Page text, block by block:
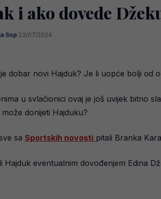
i ako dovede
Sop·23/07/2024
dobar novi Hajduk? Je li uopće bolji od
u svlačionici ovaj je još uvijek bitno
može donijeti Hajduku?
sa Sportskih novosti pitali Branka
Hajduk eventualnim dovođenjem Edina